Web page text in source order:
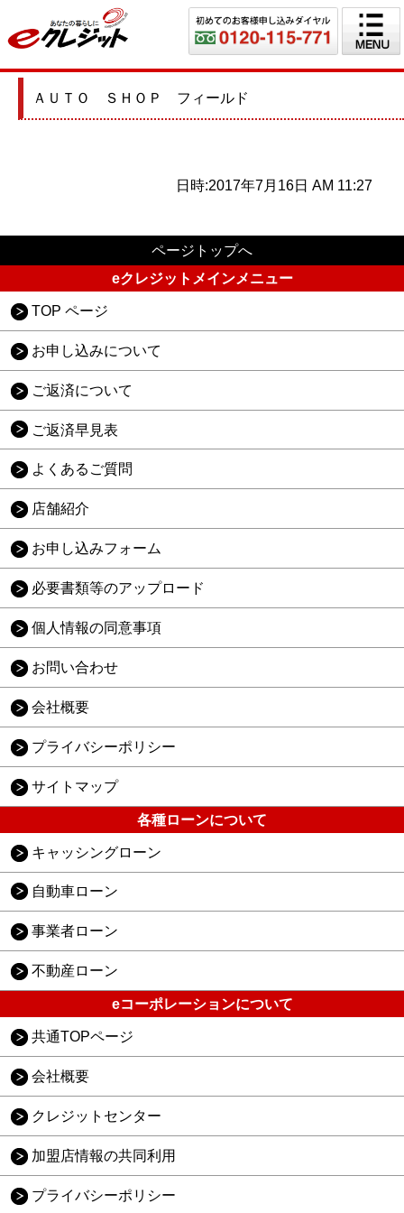
ＡＵＴＯ ＳＨＯＰ フィールド
日時:2017年7月16日 AM 11:27
ページトップへ
eクレジットメインメニュー
TOP ページ
お申し込みについて
ご返済について
ご返済早見表
よくあるご質問
店舗紹介
お申し込みフォーム
必要書類等のアップロード
個人情報の同意事項
お問い合わせ
会社概要
プライバシーポリシー
サイトマップ
各種ローンについて
キャッシングローン
自動車ローン
事業者ローン
不動産ローン
eコーポレーションについて
共通TOPページ
会社概要
クレジットセンター
加盟店情報の共同利用
プライバシーポリシー